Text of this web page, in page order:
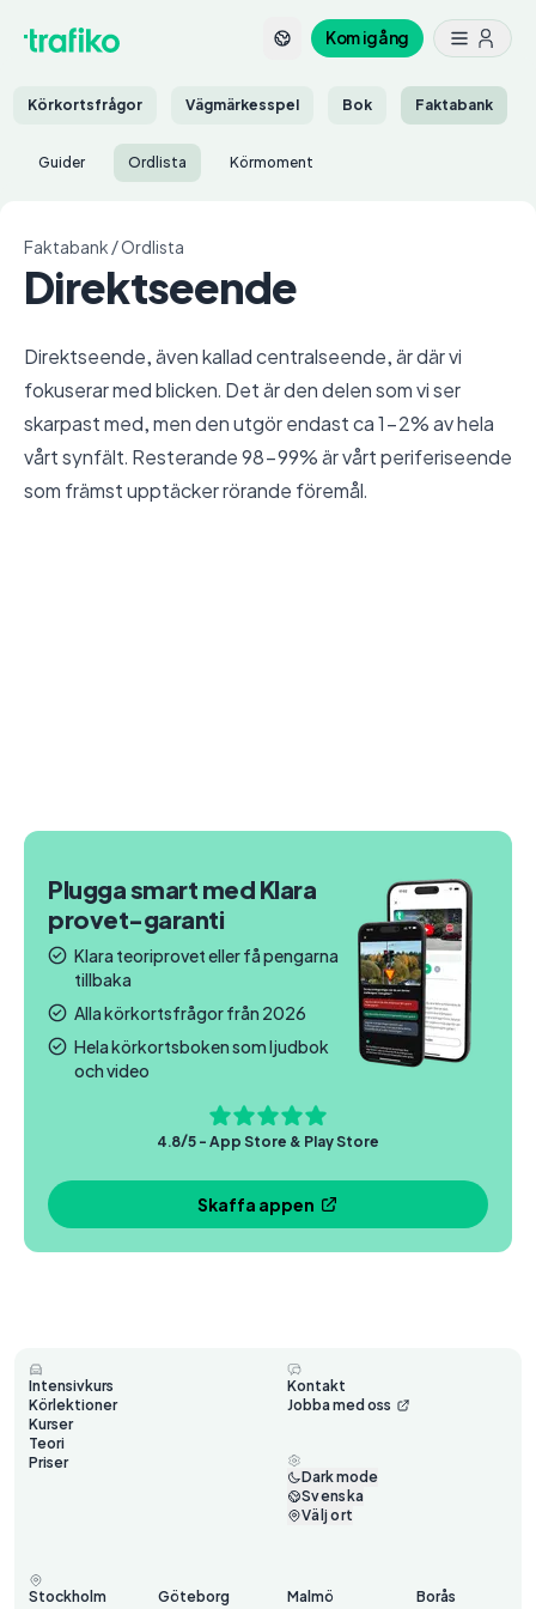
Kom igång
Körkortsfrågor Vägmärkesspel Bok Faktabank
Guider Ordlista Körmoment
Faktabank /Ordlista
Direktseende
Direktseende, även kallad centralseende, är där vi
fokuserar med blicken. Det är den delen som vi ser
skarpast med, men den utgör endast ca 1-2% av hela
vårt synfält. Resterande 98-99% är vårt periferiseende
som främst upptäcker rörande föremål.
Plugga smart med Klara
provet-garanti
Klara teoriprovet eller få pengarna
tillbaka
Alla körkortsfrågor från 2026
Hela körkortsboken som ljudbok
och video
4.8/5 - App Store & Play Store
Skaffa appen
Intensivkurs
Körlektioner
Kurser
Teori
Priser
Kontakt
Jobba med oss
Dark mode
Svenska
Välj ort
Stockholm Göteborg Malmö
Borås